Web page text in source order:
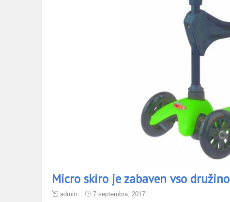
Micro skiro je zabaven vso družino
admin 7 septembra, 2017